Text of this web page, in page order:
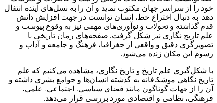
خود را از سراسر جهان مکتوب نماید و آن را به نسل‌های آینده انتقال
دهد. به دنبال اختراع خط، انسان توانست در جهت افزایش دانش
قدم گذاشته و تحولات و نوآوری‌های مهمی نیز به وقوع پیوست و
علم تاریخ نگاری نیز شکل گرفت. صفحه‌های رمان تاریخی با
تصویرگری دقیق و واقعی از جغرافیا، فرهنگ و جامعه و آداب و
رسوم این مکان زنده می‌شود.
با شکل‌گیری علم تاریخ و تاریخ نگاری، مشاهده می‌کنیم که علم
تاریخ نگاهی موشکافانه به گذشته انسان‌ها و جوامع بشری داشته و
آن را از جهات گوناگون مانند فضای سیاسی، اجتماعی، علمی،
فرهنگی، نظامی و اقتصادی مورد بررسی قرار می‌دهد.